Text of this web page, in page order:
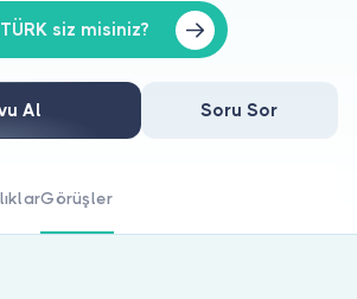
musunuz?
siz misiniz?
Al Soru Sor
Görüşler